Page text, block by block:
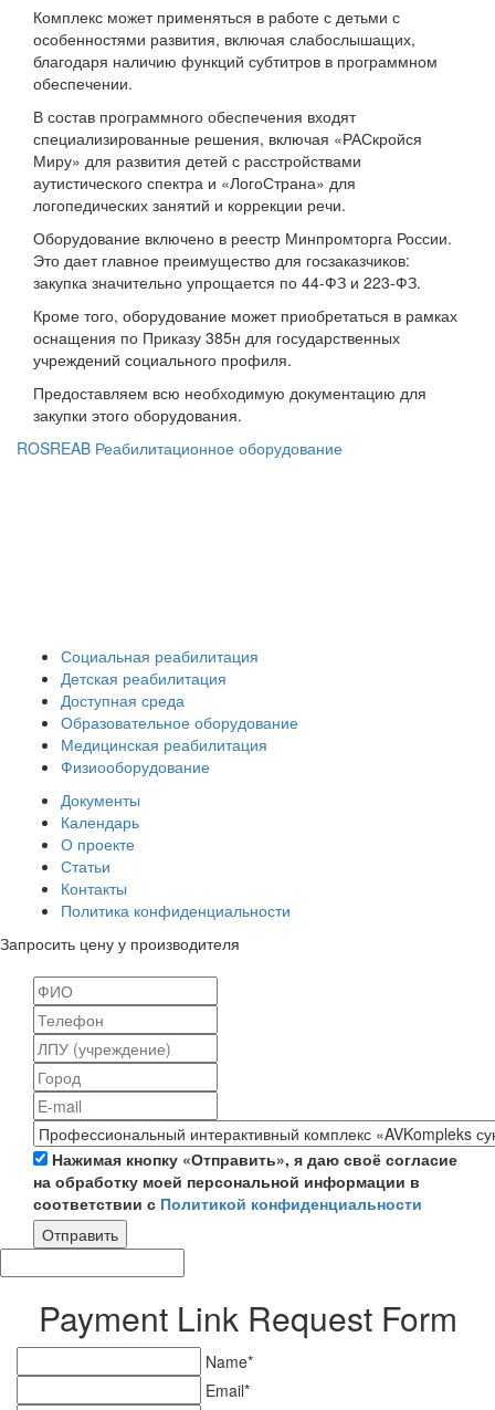
Комплекс может применяться в работе с детьми с
особенностями развития, включая слабослышащих,
благодаря наличию функций субтитров в программном
обеспечении.
В состав программного обеспечения входят
специализированные решения, включая «РАСкройся
Миру» для развития детей с расстройствами
аутистического спектра и «ЛогоСтрана» для
логопедических занятий и коррекции речи.
Оборудование включено в реестр Минпромторга России.
Это дает главное преимущество для госзаказчиков:
закупка значительно упрощается по 44-ФЗ и 223-ФЗ.
Кроме того, оборудование может приобретаться в рамках
оснащения по Приказу 385н для государственных
учреждений социального профиля.
Предоставляем всю необходимую документацию для
закупки этого оборудования.
ROSREAB Реабилитационное оборудование
Социальная реабилитация
Детская реабилитация
Доступная среда
Образовательное оборудование
Медицинская реабилитация
Физиооборудование
Документы
Календарь
О проекте
Статьи
Контакты
Политика конфиденциальности
Запросить цену у производителя
Нажимая кнопку «Отправить», я даю своё согласие
на обработку моей персональной информации в
соответствии с Политикой конфиденциальности
Отправить
Payment Link Request Form
Name*
Email*